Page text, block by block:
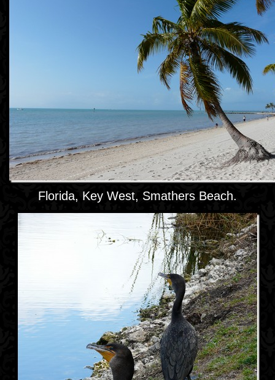
Florida, Key West, Smathers Beach.